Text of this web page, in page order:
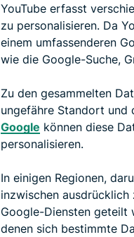
YouTube erfasst
zu personalisieren. Da
einem umfassenderen
wie die Google-Suche,
Zu den gesammelten
ungefähre Standort und
Google können diese
personalisieren.
In einigen Regionen,
inzwischen
Google-Diensten geteilt
denen sich bestimmte